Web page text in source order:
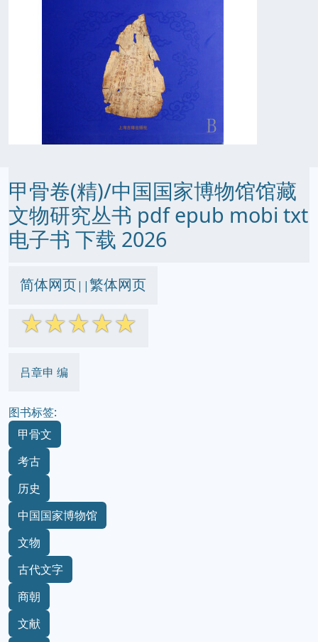
甲骨卷(精)/中国国家博物馆馆藏
文物研究丛书 pdf epub mobi txt
电子书 下载 2026
简体网页||繁体网页
☆☆☆☆☆
吕章申 编
图书标签:
甲骨文
考古
历史
中国国家博物馆
文物
古代文字
商朝
文献